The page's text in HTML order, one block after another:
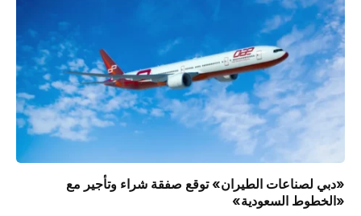
«دبي لصناعات الطيران» توقع صفقة شراء وتأجير مع
«الخطوط السعودية»